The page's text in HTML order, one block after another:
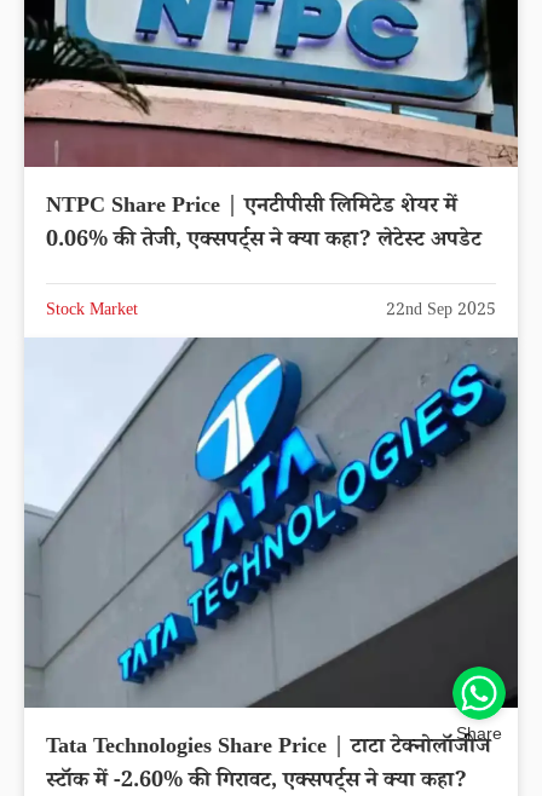
NTPC Share Price | एनटीपीसी लिमिटेड शेयर में
0.06% की तेजी, एक्सपर्ट्स ने क्या कहा? लेटेस्ट अपडेट
Stock Market 22nd Sep 2025
Tata Technologies Share Price | टाटा टेक्नोलॉजीज
स्टॉक में -2.60% की गिरावट, एक्सपर्ट्स ने क्या कहा?
Share